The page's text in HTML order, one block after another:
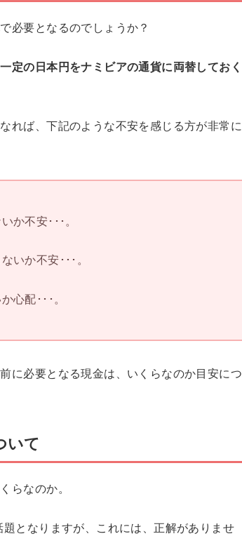
必要となるのでしょうか？
定の日本円をナミビアの通貨に両替しておく
れば、下記のような不安を感じる方が非常に
か不安･･･。
いか不安･･･。
心配･･･。
に必要となる現金は、いくらなのか目安につ
いて
らなのか。
となりますが、これには、正解がありませ